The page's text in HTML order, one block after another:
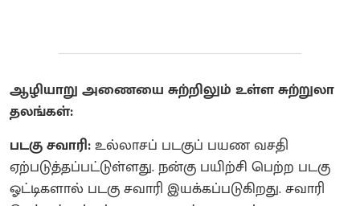
ஆழியாறு அணையை சுற்றிலும் உள்ள சுற்றுலா
தலங்கள்:
படகு சவாரி:உல்லாசப் படகுப் பயண வசதி
ஏற்படுத்தப்பட்டுள்ளது. நன்கு பயிற்சி பெற்ற படகு
ஓட்டிகளால் படகு சவாரி இயக்கப்படுகிறது. சவாரி